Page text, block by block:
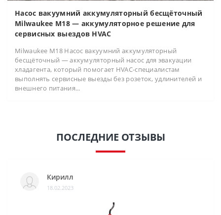
Насос вакуумний аккумуляторный бесщёточный
Milwaukee M18 — аккумуляторное решение для
сервисных выездов HVAC
Milwaukee M18 Насос вакуумний аккумуляторный
бесщёточный — аккумуляторный насос для эвакуации
хладагента, который помогает HVAC-специалистам
выполнять сервисные выезды без розеток, удлинителей и
внешнего питания...
ПОСЛЕДНИЕ ОТЗЫВЫ
Кирилл
18.02.2023